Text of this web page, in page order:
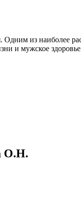
из наиболее
и мужское
О.Н.